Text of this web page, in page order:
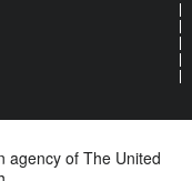
agency of The United